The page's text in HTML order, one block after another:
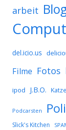
arbeit
del.icio.us
Filme Fotos
ipod J.B.O.
Podcarsten
Slick's Kitchen